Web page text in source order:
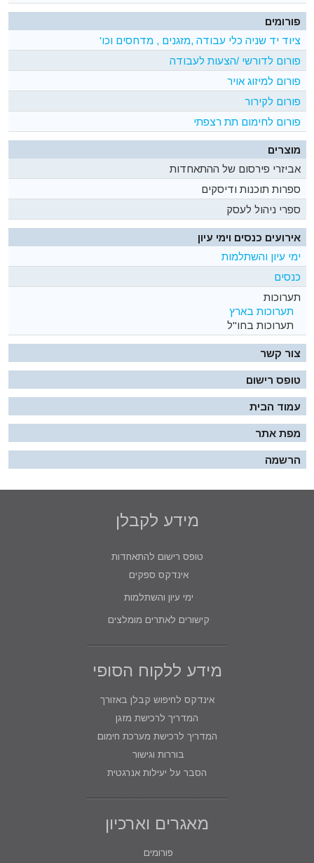
פורומים
ציוד יד שניה כלי עבודה ,מזגנים , מדחסים וכו'
פורום לדורשי /הצעות לעבודה
פורום למיזוג אויר
פורום לקירור
פורום לחימום תת רצפתי
מוצרים
אביזרי פירסום של ההתאחדות
ספרות תוכנות ודיסקים
ספרי ניהול לעסק
אירועים כנסים וימי עיון
ימי עיון והשתלמות
כנסים
תערוכות
תערוכות בארץ
תערוכות בחו"ל
צור קשר
טופס רישום
עמוד הבית
מפת אתר
הרשמה
מידע לקבלן
טופס רישום להתאחדות
אינדקס ספקים
ימי עיון והשתלמות
קישורים לאתרים מומלצים
מידע ללקוח הסופי
אינדקס לחיפוש קבלן באזורך
המדריך לרכישת מזגן
המדריך לרכישת מערכת חימום
בוררות וגישור
הסבר על יעילות אנרגטית
מאגרים וארכיון
פורומים